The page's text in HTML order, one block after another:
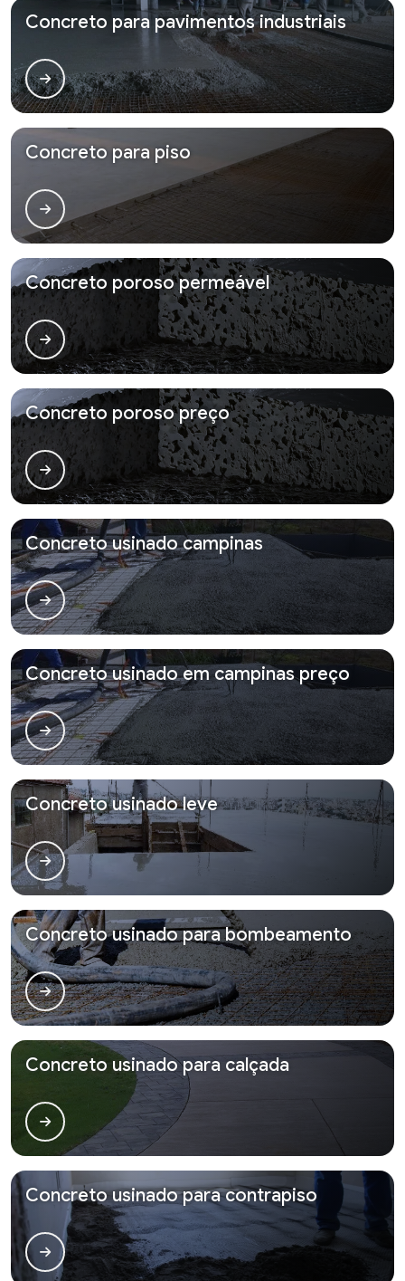
Concreto para pavimentos industriais
Concreto para piso
Concreto poroso permeável
Concreto poroso preço
Concreto usinado campinas
Concreto usinado em campinas preço
Concreto usinado leve
Concreto usinado para bombeamento
Concreto usinado para calçada
Concreto usinado para contrapiso